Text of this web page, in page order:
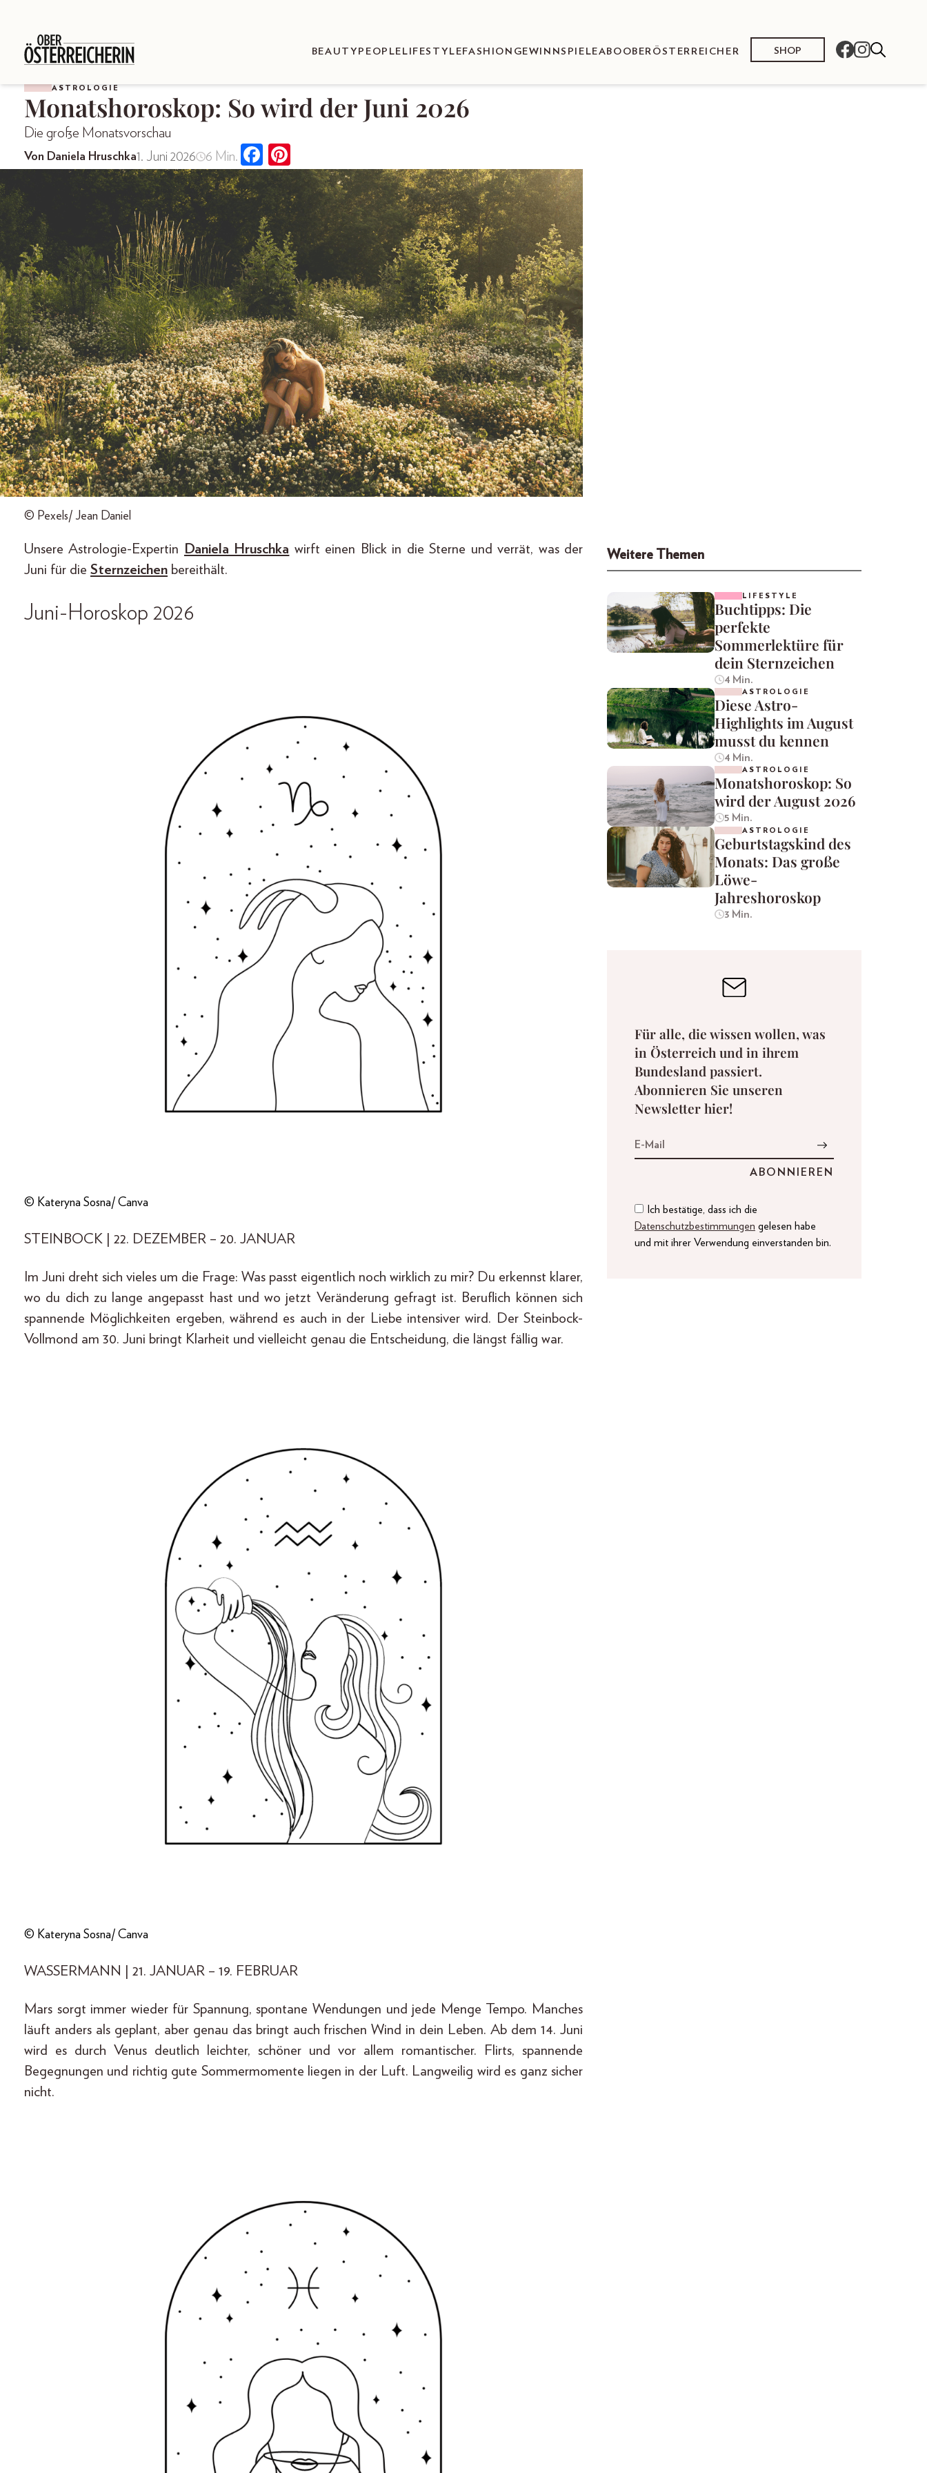
BEAUTY PEOPLE LIFESTYLEFASHION GEWINNSPIELEABO OBERÖSTERREICHER SHOP
ASTROLOGIE
Monatshoroskop: So wird der Juni 2026
Die große Monatsvorschau
Von Daniela Hruschka1. Juni 2026 6 Min.
© Pexels/ Jean Daniel
Unsere Astrologie-Expertin Daniela Hruschka wirft einen Blick in die Sterne und verrät, was der
Juni für die Sternzeichen bereithält.
Juni-Horoskop 2026
© Kateryna Sosna/ Canva
STEINBOCK | 22. DEZEMBER – 20. JANUAR
Im Juni dreht sich vieles um die Frage: Was passt eigentlich noch wirklich zu mir? Du erkennst klarer,
wo du dich zu lange angepasst hast und wo jetzt Veränderung gefragt ist. Beruflich können sich
spannende Möglichkeiten ergeben, während es auch in der Liebe intensiver wird. Der Steinbock-
Vollmond am 30. Juni bringt Klarheit und vielleicht genau die Entscheidung, die längst fällig war.
© Kateryna Sosna/ Canva
WASSERMANN | 21. JANUAR – 19. FEBRUAR
Mars sorgt immer wieder für Spannung, spontane Wendungen und jede Menge Tempo. Manches
läuft anders als geplant, aber genau das bringt auch frischen Wind in dein Leben. Ab dem 14. Juni
wird es durch Venus deutlich leichter, schöner und vor allem romantischer. Flirts, spannende
Begegnungen und richtig gute Sommermomente liegen in der Luft. Langweilig wird es ganz sicher
nicht.
Weitere Themen
LIFESTYLE
Buchtipps: Die
perfekte
Sommerlektüre für
dein Sternzeichen
4 Min.
ASTROLOGIE
Diese Astro-
Highlights im August
musst du kennen
4 Min.
ASTROLOGIE
Monatshoroskop: So
wird der August 2026
5 Min.
ASTROLOGIE
Geburtstagskind des
Monats: Das große
Löwe-
Jahreshoroskop
3 Min.
Für alle, die wissen wollen, was
in Österreich und in ihrem
Bundesland passiert.
Abonnieren Sie unseren
Newsletter hier!
Ich bestätige, dass ich die
Datenschutzbestimmungen gelesen habe
und mit ihrer Verwendung einverstanden bin.